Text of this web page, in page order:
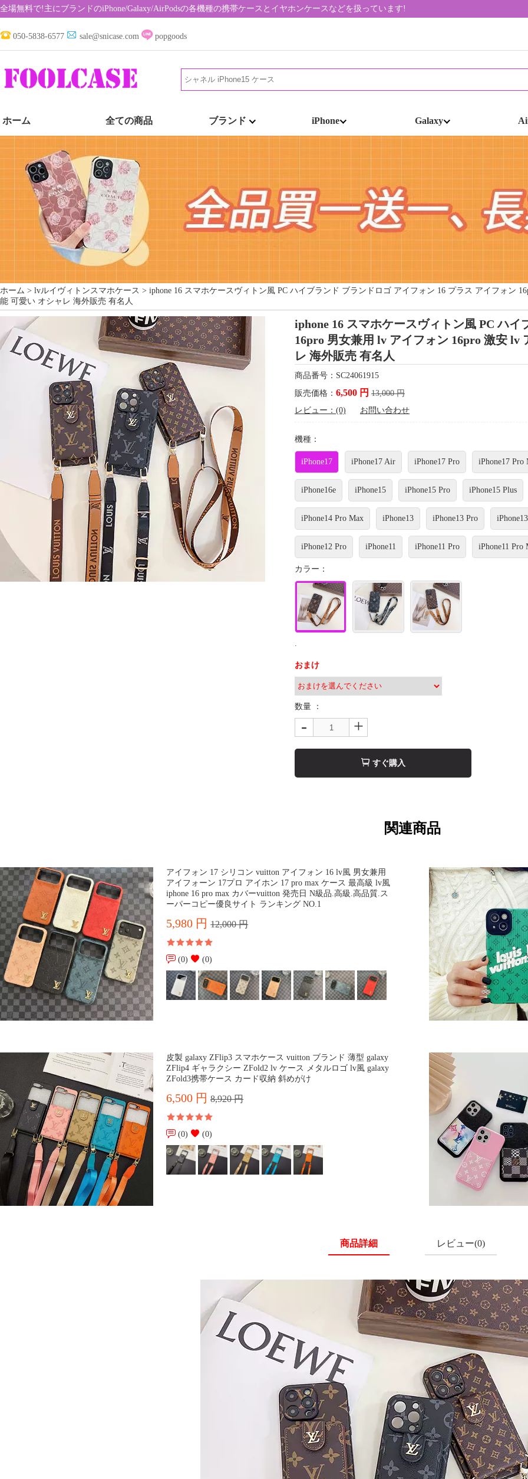
全場無料で!主にブランドのiPhone/Galaxy/AirPodsの各機種の携帯ケースとイヤホンケースなどを扱っています!
050-5838-6577 sale@snicase.com popgoods
ホーム 全ての商品 ブランド iPhone Galaxy
ホーム > lvルイヴィトンスマホケース > iphone 16 スマホケースヴィトン風 PC ハイブランド ブランドロゴ アイフォン 16 プラス アイフォン
能 可愛い オシャレ 海外販売 有名人
iphone 16 スマホケースヴィトン風 PC ハ
16pro 男女兼用 lv アイフォン 16pro 激安 lv
レ 海外販売 有名人
商品番号：SC24061915
販売価格： 6,500 円 13,000 円
レビュー：(0)
お問い合わせ
機種：
iPhone17 iPhone17 Air iPhone17 Pro iPhone17 Pro
iPhone16e iPhone15 iPhone15 Pro iPhone15 Plus
iPhone14 Pro Max iPhone13 iPhone13 Pro
iPhone12 Pro iPhone11 iPhone11 Pro iPhone11 Pro
カラー：
.
おまけ
数量 ：
- +
すぐ購入
関連商品
アイフォン 17 シリコン vuitton アイフォン 16 lv風 男女兼用
アイフォーン 17プロ アイホン 17 pro max ケース 最高級 lv風
iphone 16 pro max カバーvuitton 発売日 N級品.高級.高品質.ス
ーパーコピー優良サイト ランキング NO.1
5,980 円12,000 円
(0) (0)
皮製 galaxy ZFlip3 スマホケース vuitton ブランド 薄型 galaxy
ZFlip4 ギャラクシー ZFold2 lv ケース メタルロゴ lv風 galaxy
ZFold3携帯ケース カード収納 斜めがけ
6,500 円8,920 円
(0) (0)
商品詳細 レビュー(0)